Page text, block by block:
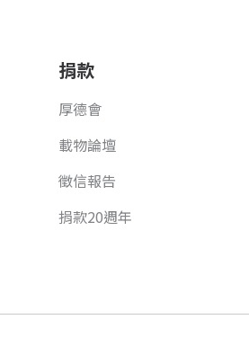
捐款
厚德會
載物論壇
徵信報告
捐款20週年